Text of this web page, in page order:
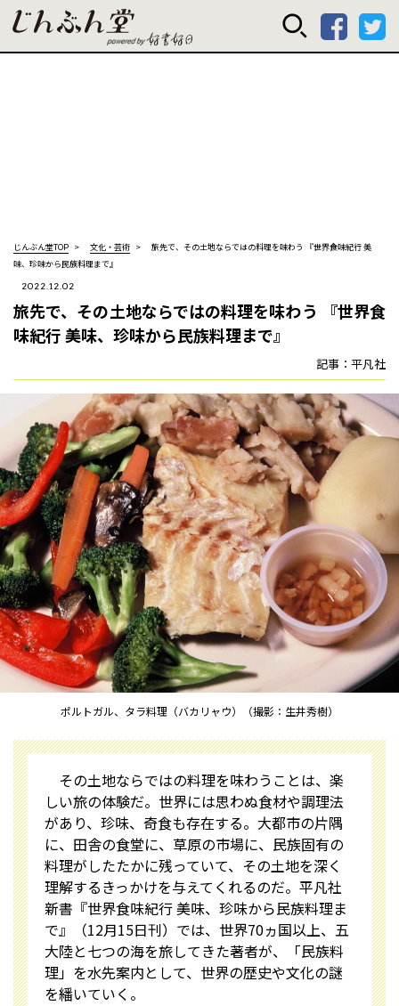
じんぶん堂
じんぶん堂TOP 文化・芸術
旅先で、その土地ならではの料理を味わう 『世界食味紀行 美
味、珍味から民族料理まで』
2022.12.02
旅先で、その土地ならではの料理を味わう 『世界食
味紀行 美味、珍味から民族料理まで』
記事：平凡社
ポルトガル、タラ料理（バカリャウ）（撮影：生井秀樹）
その土地ならではの料理を味わうことは、楽
しい旅の体験だ。世界には思わぬ食材や調理法
があり、珍味、奇食も存在する。大都市の片隅
に、田舎の食堂に、草原の市場に、民族固有の
料理がしたたかに残っていて、その土地を深く
理解するきっかけを与えてくれるのだ。平凡社
新書『世界食味紀行 美味、珍味から民族料理ま
で』（12月15日刊）では、世界70ヵ国以上、五
大陸と七つの海を旅してきた著者が、「民族料
理」を水先案内として、世界の歴史や文化の謎
を繙いていく。